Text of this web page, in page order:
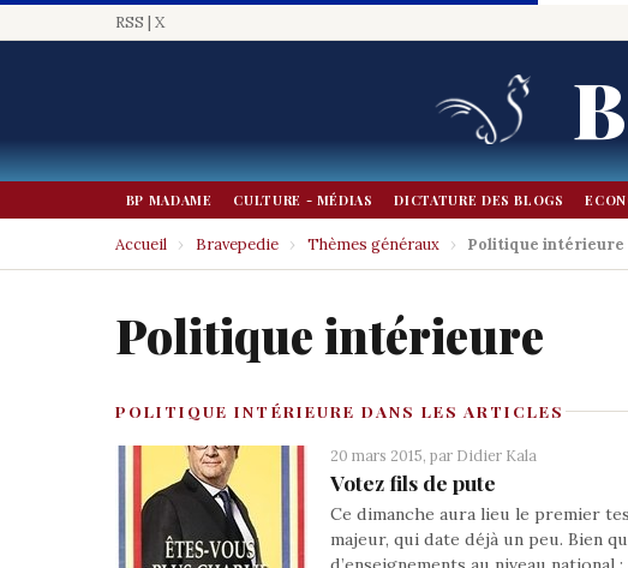
RSS | X
BP MADAME CULTURE - MÉDIAS DICTATURE DES BLOGS
Accueil › Bravepedie › Thèmes généraux › Politique intérieure
Politique intérieure
POLITIQUE INTÉRIEURE DANS LES ARTICLES
20 mars 2015, par Didier Kala
Votez fils de pute
Ce dimanche aura lieu le premier
majeur, qui date déjà un peu. Bien